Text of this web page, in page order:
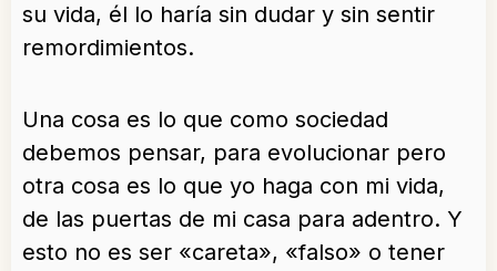
su vida, él lo haría sin dudar y sin sentir
remordimientos.
Una cosa es lo que como sociedad
debemos pensar, para evolucionar pero
otra cosa es lo que yo haga con mi vida,
de las puertas de mi casa para adentro. Y
esto no es ser «careta», «falso» o tener